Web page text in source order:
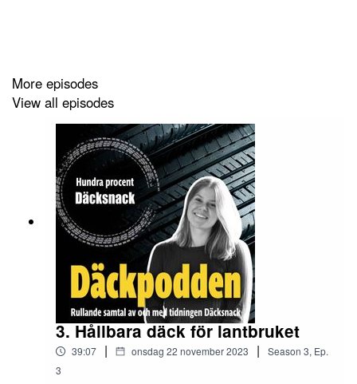
More episodes
View all episodes
3. Hållbara däck för lantbruket
39:07 | onsdag 22 november 2023 | Season 3, Ep.
3